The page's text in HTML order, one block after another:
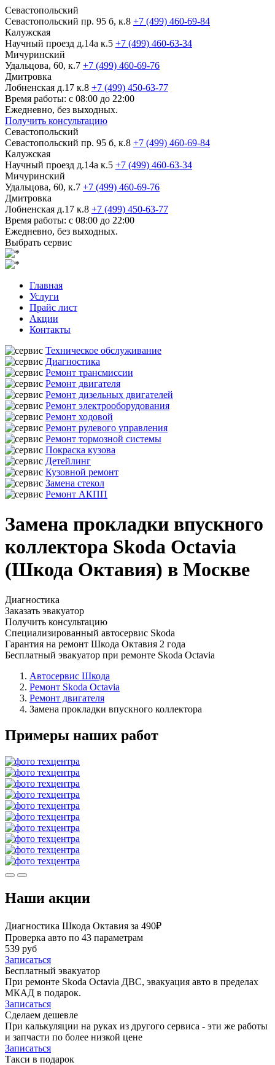
Севастопольский
Севастопольский пр. 95 б, к.8 +7 (499) 460-69-84
Калужская
Научный проезд д.14а к.5 +7 (499) 460-63-34
Мичуринский
Удальцова, 60, к.7 +7 (499) 460-69-76
Дмитровка
Лобненская д.17 к.8 +7 (499) 450-63-77
Время работы: с 08:00 до 22:00
Ежедневно, без выходных.
Получить консультацию
Севастопольский
Севастопольский пр. 95 б, к.8 +7 (499) 460-69-84
Калужская
Научный проезд д.14а к.5 +7 (499) 460-63-34
Мичуринский
Удальцова, 60, к.7 +7 (499) 460-69-76
Дмитровка
Лобненская д.17 к.8 +7 (499) 450-63-77
Время работы: с 08:00 до 22:00
Ежедневно, без выходных.
Выбрать сервис
Главная
Услуги
Прайс лист
Акции
Контакты
Техническое обслуживание
Диагностика
Ремонт трансмиссии
Ремонт двигателя
Ремонт дизельных двигателей
Ремонт электрооборудования
Ремонт ходовой
Ремонт рулевого управления
Ремонт тормозной системы
Покраска кузова
Детейлинг
Кузовной ремонт
Замена стекол
Ремонт АКПП
Замена прокладки впускного
коллектора Skoda Octavia
(Шкода Октавия) в Москве
Диагностика
Заказать эвакуатор
Получить консультацию
Специализированный автосервис Skoda
Гарантия на ремонт Шкода Октавия 2 года
Бесплатный эвакуатор при ремонте Skoda Octavia
Автосервис Шкода
Ремонт Skoda Octavia
Ремонт двигателя
Замена прокладки впускного коллектора
Примеры наших работ
Наши акции
Диагностика Шкода Октавия за 490₽
Проверка авто по 43 параметрам
539 руб
Записаться
Бесплатный эвакуатор
При ремонте Skoda Octavia ДВС, эвакуация авто в пределах
МКАД в подарок.
Записаться
Сделаем дешевле
При калькуляции на руках из другого сервиса - эти же работы
и запчасти по более низкой цене
Записаться
Такси в подарок